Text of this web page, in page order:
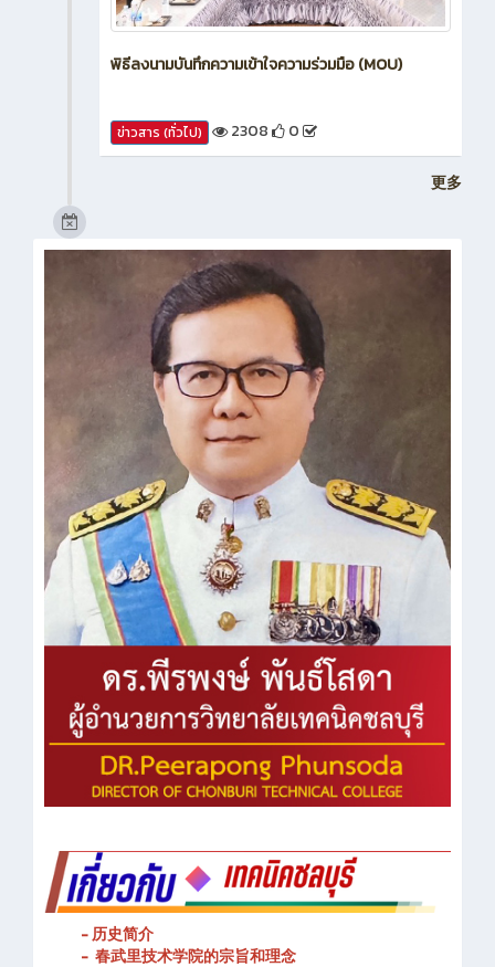
พิธีลงนามบันทึกความเข้าใจความร่วมมือ (MOU)
ข่าวสาร (ทั่วไป) 2308 0
更多
- 历史简介
- 春武里技术学院的宗旨和理念